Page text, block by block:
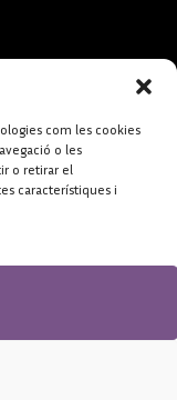
com les cookies
o les
o retirar el
característiques i